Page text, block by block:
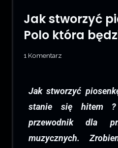
Jak stworzyć
Polo która
1 Komentarz
Jak stworzyć
stanie się hitem
przewodnik dla
muzycznych.